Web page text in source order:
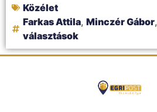
Közélet
Farkas Attila, Minczér Gábor,
választások